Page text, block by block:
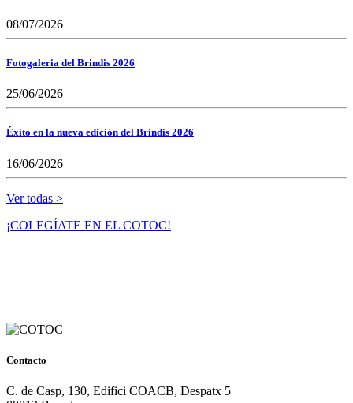
08/07/2026
Fotogaleria del Brindis 2026
25/06/2026
Éxito en la nueva edición del Brindis 2026
16/06/2026
Ver todas >
¡COLEGÍATE EN EL COTOC!
Contacto
C. de Casp, 130, Edifici COACB, Despatx 5